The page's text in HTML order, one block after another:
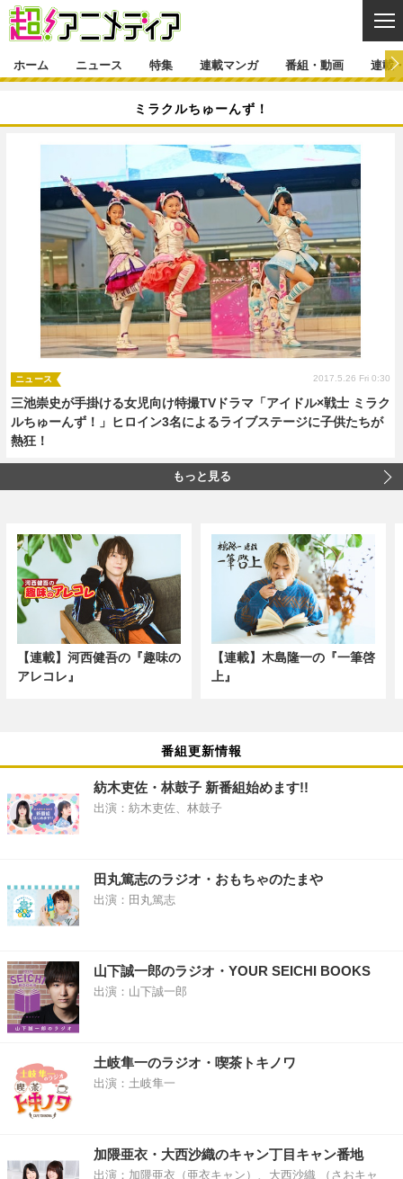
ゲーム・アプリ
映画 音楽
グッズ イベント
声優 コスプレ
舞台 新帝スタ
特集一覧
インタビュー レポート
ラキりす
連載マンガ
連載マンガ一覧 連載一覧
番組・動画
番組・動画一覧 ラジオ
動画
連載・ブログ
連載・ブログ一覧 コラム
編集部ブログ・お知らせ
ホーム ニュース 特集 連載マンガ 番組・動画 連載
ミラクルちゅーんず！
三池崇史が手掛ける女児向け特撮TVドラマ「アイドル×戦士 ミラク
ルちゅーんず！」ヒロイン3名によるライブステージに子供たちが
熱狂！
ニュース 2017.5.26 Fri 0:30
もっと見る
【連載】河西健吾の『趣味の
アレコレ』
【連載】木島隆一の『一筆啓
上』
番組更新情報
紡木吏佐・林鼓子 新番組始めます!!
出演：紡木吏佐、林鼓子
田丸篤志のラジオ・おもちゃのたまや
出演：田丸篤志
山下誠一郎のラジオ・YOUR SEICHI BOOKS
出演：山下誠一郎
土岐隼一のラジオ・喫茶トキノワ
出演：土岐隼一
加隈亜衣・大西沙織のキャン丁目キャン番地
出演：加隈亜衣（亜衣キャン）、大西沙織 （さおキャ